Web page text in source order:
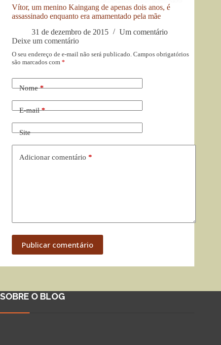
Vítor, um menino Kaingang de apenas dois anos, é
assassinado enquanto era amamentado pela mãe
31 de dezembro de 2015
Um comentário
Deixe um comentário
O seu endereço de e-mail não será publicado. Campos obrigatórios
são marcados com *
Nome*
E-mail*
Site
Adicionar comentário *
Publicar comentário
SOBRE O BLOG